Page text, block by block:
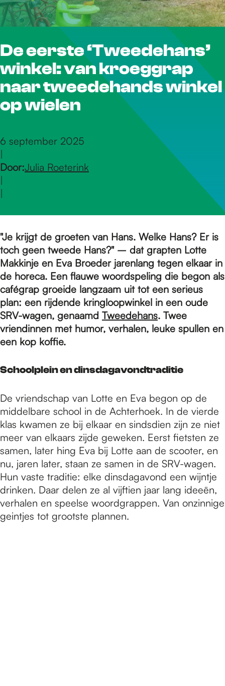
r
d
e
e
p
a
g
e
De eerste ‘Tweedehans’
winkel: van kroeggrap
naar tweedehands winkel
op wielen
6 september 2025
|
Door:Julia Roeterink
|
|
"Je krijgt de groeten van Hans. Welke Hans? Er is
toch geen tweede Hans?" – dat grapten Lotte
Makkinje en Eva Broeder jarenlang tegen elkaar in
de horeca. Een flauwe woordspeling die begon als
cafégrap groeide langzaam uit tot een serieus
plan: een rijdende kringloopwinkel in een oude
SRV-wagen, genaamd Tweedehans. Twee
vriendinnen met humor, verhalen, leuke spullen en
een kop koffie.
Schoolplein en dinsdagavondtraditie
De vriendschap van Lotte en Eva begon op de
middelbare school in de Achterhoek. In de vierde
klas kwamen ze bij elkaar en sindsdien zijn ze niet
meer van elkaars zijde geweken. Eerst fietsten ze
samen, later hing Eva bij Lotte aan de scooter, en
nu, jaren later, staan ze samen in de SRV-wagen.
Hun vaste traditie: elke dinsdagavond een wijntje
drinken. Daar delen ze al vijftien jaar lang ideeën,
verhalen en speelse woordgrappen. Van onzinnige
geintjes tot grootste plannen.